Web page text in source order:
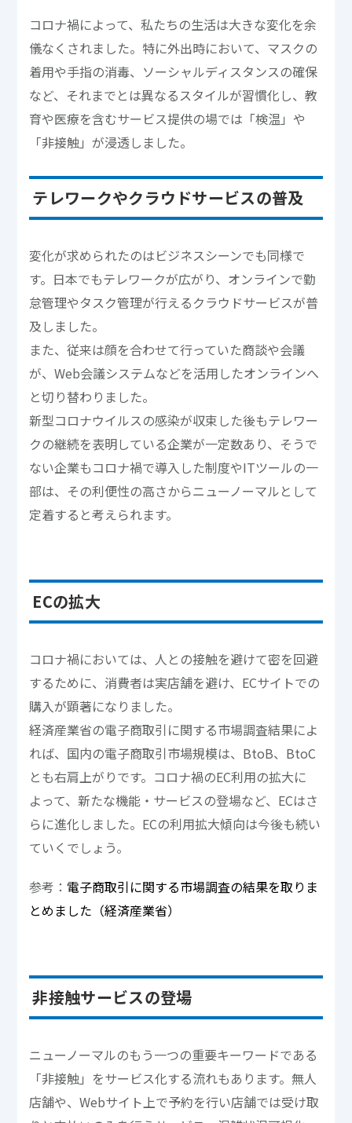
コロナ禍によって、私たちの生活は大きな変化を余
儀なくされました。特に外出時において、マスクの
着用や手指の消毒、ソーシャルディスタンスの確保
など、それまでとは異なるスタイルが習慣化し、教
育や医療を含むサービス提供の場では「検温」や
「非接触」が浸透しました。
テレワークやクラウドサービスの普及
変化が求められたのはビジネスシーンでも同様で
す。日本でもテレワークが広がり、オンラインで勤
怠管理やタスク管理が行えるクラウドサービスが普
及しました。
また、従来は顔を合わせて行っていた商談や会議
が、Web会議システムなどを活用したオンラインへ
と切り替わりました。
新型コロナウイルスの感染が収束した後もテレワー
クの継続を表明している企業が一定数あり、そうで
ない企業もコロナ禍で導入した制度やITツールの一
部は、その利便性の高さからニューノーマルとして
定着すると考えられます。
ECの拡大
コロナ禍においては、人との接触を避けて密を回避
するために、消費者は実店舗を避け、ECサイトでの
購入が顕著になりました。
経済産業省の電子商取引に関する市場調査結果によ
れば、国内の電子商取引市場規模は、BtoB、BtoC
とも右肩上がりです。コロナ禍のEC利用の拡大に
よって、新たな機能・サービスの登場など、ECはさ
らに進化しました。ECの利用拡大傾向は今後も続い
ていくでしょう。
参考： 電子商取引に関する市場調査の結果を取りま
とめました（経済産業省）
非接触サービスの登場
ニューノーマルのもう一つの重要キーワードである
「非接触」をサービス化する流れもあります。無人
店舗や、Webサイト上で予約を行い店舗では受け取